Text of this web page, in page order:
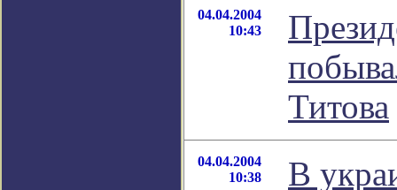
04.04.2004
10:43
Титова
04.04.2004
10:38
В